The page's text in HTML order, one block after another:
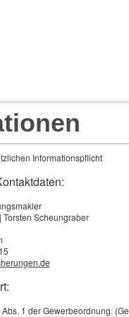
Informationspflicht
Scheungraber
1 der Gewerbeordnung.